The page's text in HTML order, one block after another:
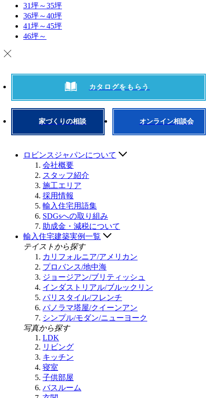
31坪～35坪
36坪～40坪
41坪～45坪
46坪～
カタログをもらう
家づくりの相談 オンライン相談会
ロビンスジャパンについて
会社概要
スタッフ紹介
施工エリア
採用情報
輸入住宅用語集
SDGsへの取り組み
助成金・減税について
輸入住宅建築実例一覧
テイストから探す
カリフォルニア/アメリカン
プロバンス/地中海
ジョージアン/ブリティッシュ
インダストリアル/ブルックリン
パリスタイル/フレンチ
パノラマ塔屋/クイーンアン
シンプル/モダン/ニューヨーク
写真から探す
LDK
リビング
キッチン
寝室
子供部屋
バスルーム